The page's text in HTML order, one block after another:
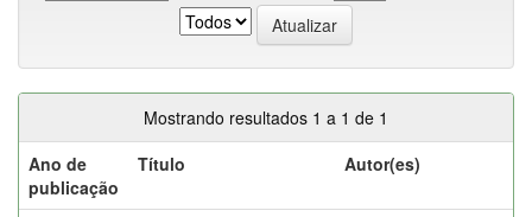
Mostrando resultados 1 a 1 de 1
Ano de
publicação
Título Autor(es)